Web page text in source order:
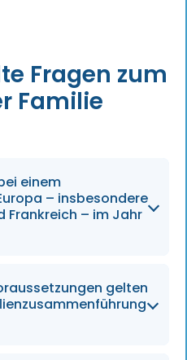
Fragen zum
Familie
einem
– insbesondere
Frankreich – im Jahr
die in Länder wie
umziehen,
kümmert sich um
gelten